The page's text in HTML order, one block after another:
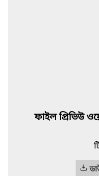
ফাইল প্রিভিউ